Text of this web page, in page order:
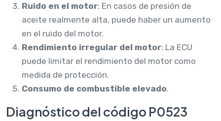
Ruido en el motor: En casos de presión de
aceite realmente alta, puede haber un aumento
en el ruido del motor.
Rendimiento irregular del motor: La ECU
puede limitar el rendimiento del motor como
medida de protección.
Consumo de combustible elevado.
Diagnóstico del código P0523